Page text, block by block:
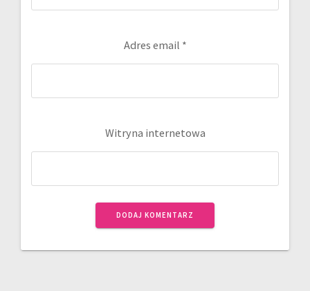
Adres email *
Witryna internetowa